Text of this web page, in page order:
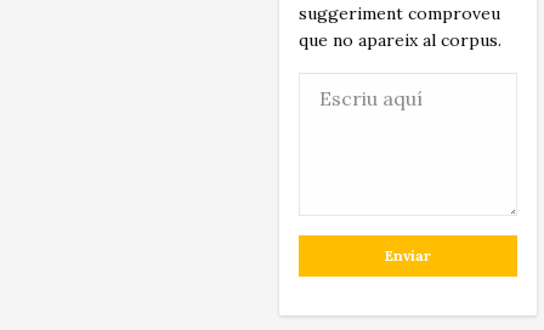
suggeriment comproveu
que no apareix al corpus.